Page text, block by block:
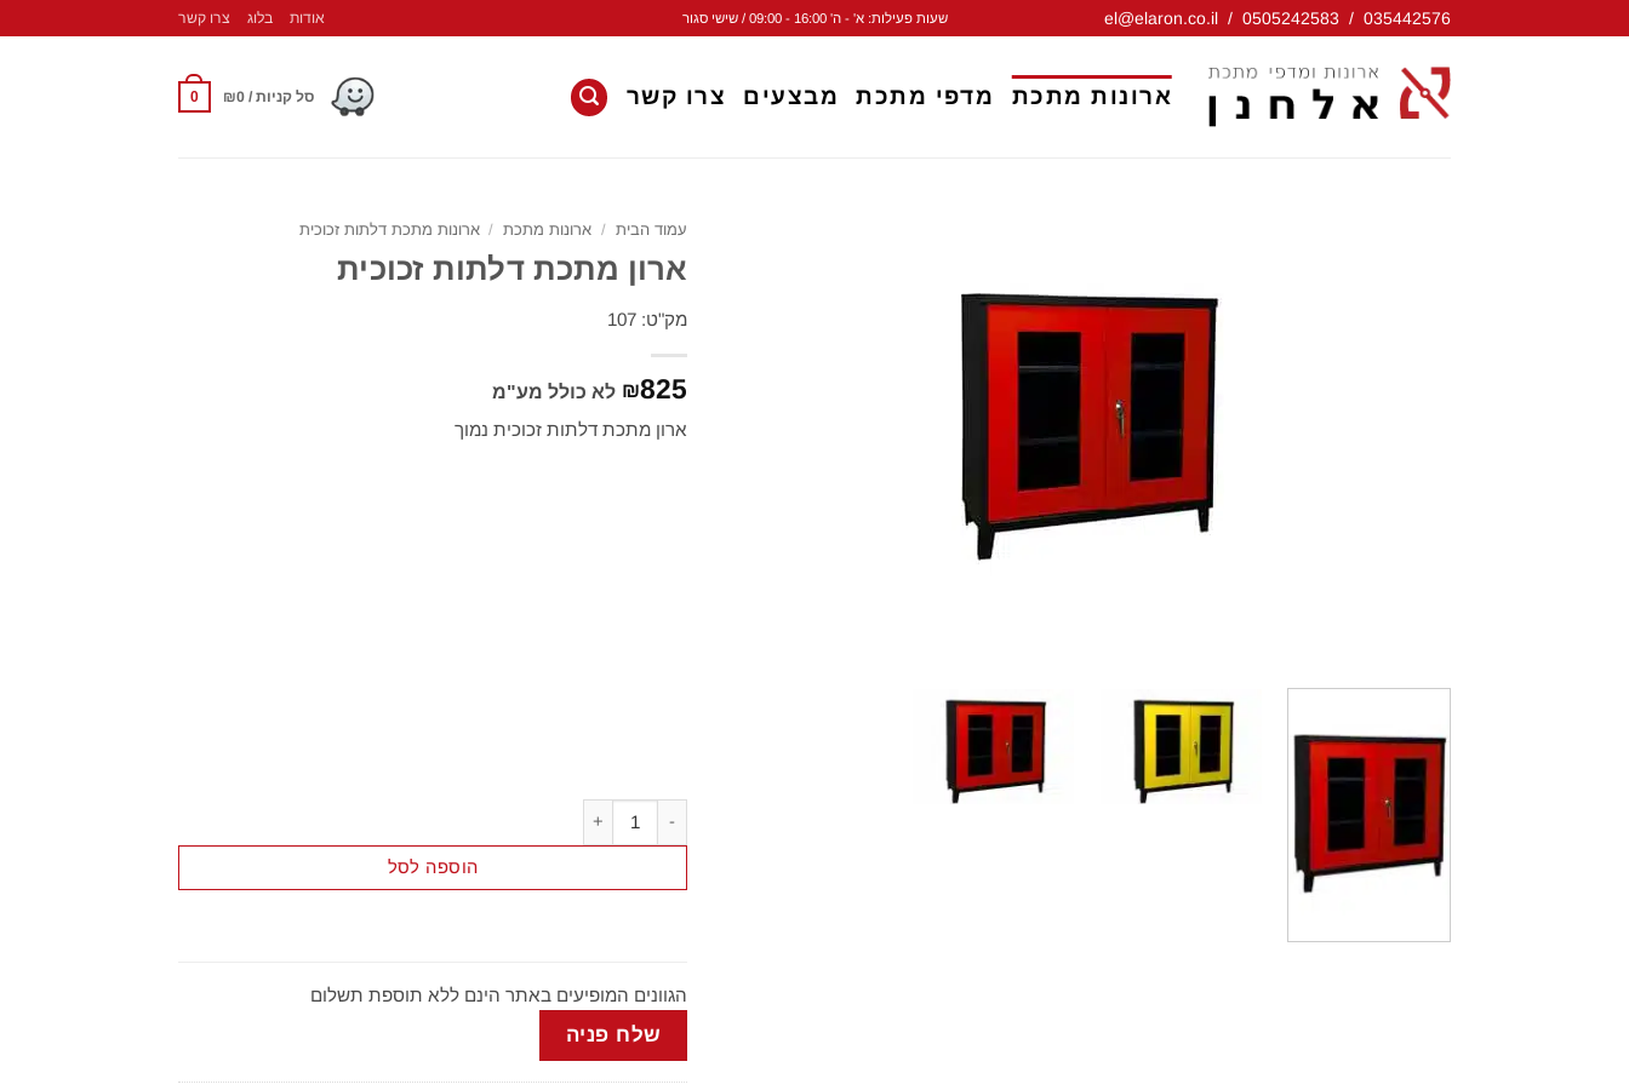
to
035442576
/
0505242583
/
el@elaron.co.il שעות פעילות: א' - ה' 16:00 - 09:00 / שישי סגור אודות בלוג צרו קשר
ארונות מתכת מדפי מתכת מבצעים צרו קשר סל קניות / ₪0
0
עמוד הבית / ארונות מתכת / ארונות מתכת דלתות זכוכית
ארון מתכת דלתות זכוכית
מק"ט: 107
₪825
לא כולל מע"מ
ארון מתכת דלתות זכוכית נמוך
הוספה לסל
הגוונים המופיעים באתר הינם ללא תוספת תשלום
שלח פניה